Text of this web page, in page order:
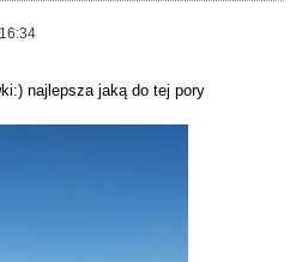
najlepsza jaką do tej pory